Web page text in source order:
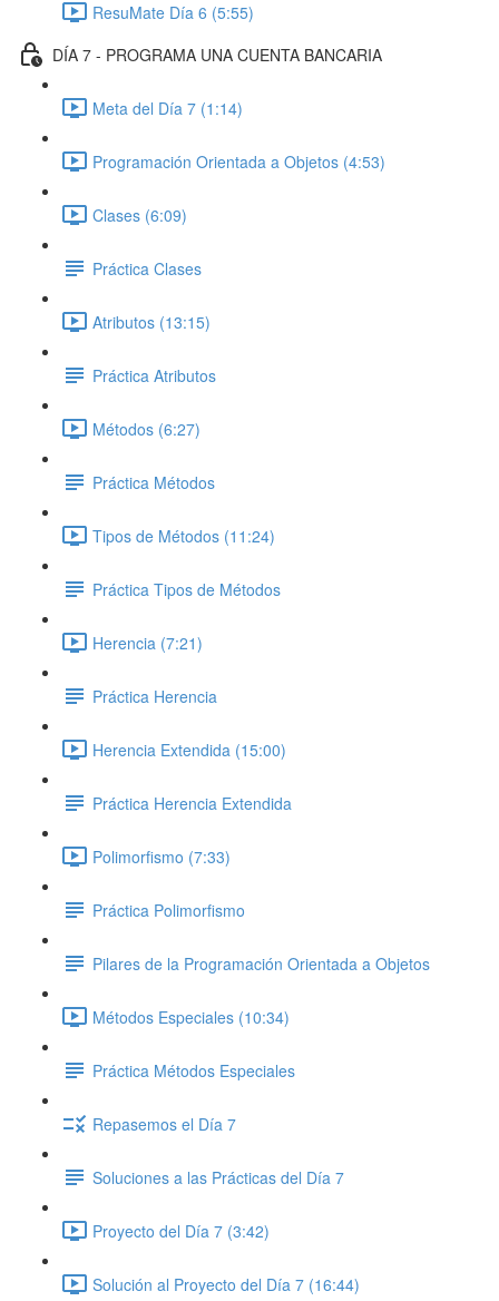
ResuMate Día 6 (5:55)
DÍA 7 - PROGRAMA UNA CUENTA BANCARIA
Meta del Día 7 (1:14)
Programación Orientada a Objetos (4:53)
Clases (6:09)
Práctica Clases
Atributos (13:15)
Práctica Atributos
Métodos (6:27)
Práctica Métodos
Tipos de Métodos (11:24)
Práctica Tipos de Métodos
Herencia (7:21)
Práctica Herencia
Herencia Extendida (15:00)
Práctica Herencia Extendida
Polimorfismo (7:33)
Práctica Polimorfismo
Pilares de la Programación Orientada a Objetos
Métodos Especiales (10:34)
Práctica Métodos Especiales
Repasemos el Día 7
Soluciones a las Prácticas del Día 7
Proyecto del Día 7 (3:42)
Solución al Proyecto del Día 7 (16:44)